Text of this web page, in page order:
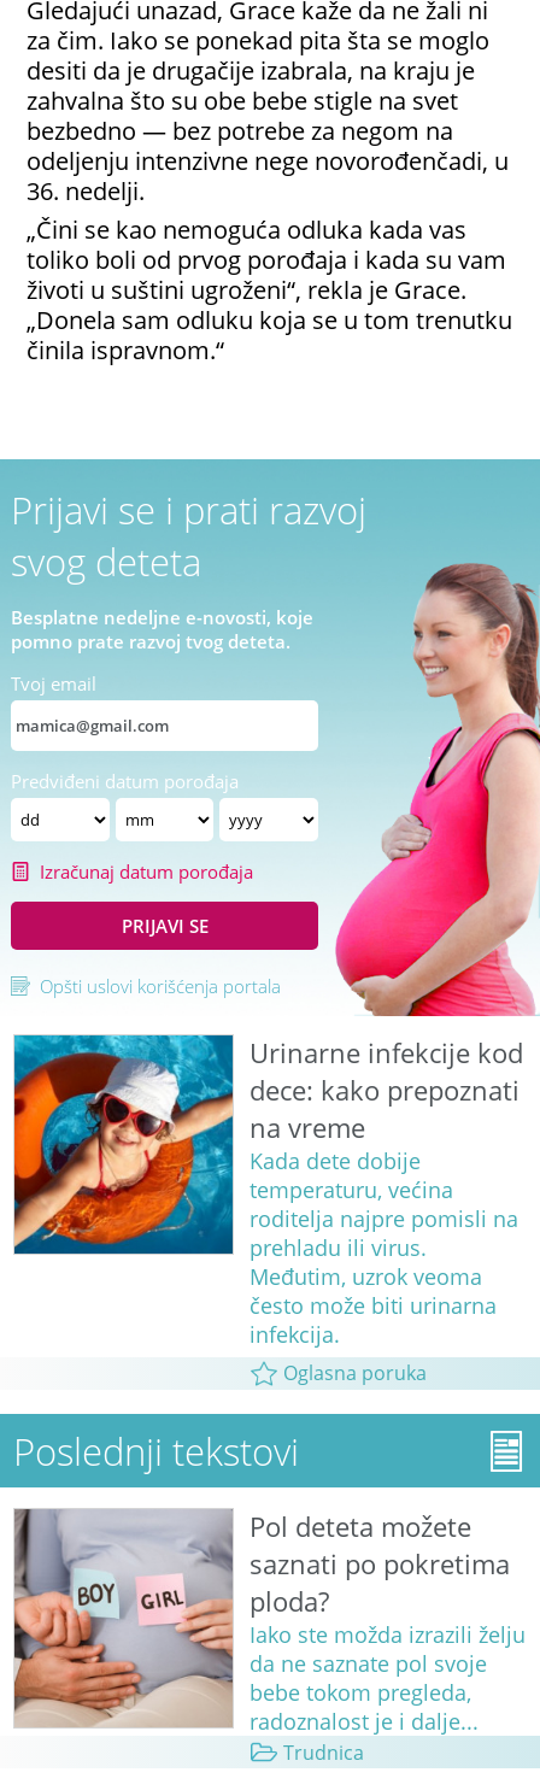
Gledajući unazad, Grace kaže da ne žali ni
za čim. Iako se ponekad pita šta se moglo
desiti da je drugačije izabrala, na kraju je
zahvalna što su obe bebe stigle na svet
bezbedno — bez potrebe za negom na
odeljenju intenzivne nege novorođenčadi, u
36. nedelji.
„Čini se kao nemoguća odluka kada vas
toliko boli od prvog porođaja i kada su vam
životi u suštini ugroženi“, rekla je Grace.
„Donela sam odluku koja se u tom trenutku
činila ispravnom.“
Prijavi se i prati razvoj
svog deteta
Besplatne nedeljne e-novosti, koje
pomno prate razvoj tvog deteta.
Tvoj email
Predviđeni datum porođaja
Izračunaj datum porođaja
PRIJAVI SE
Opšti uslovi korišćenja portala
Urinarne infekcije kod
dece: kako prepoznati
na vreme
Kada dete dobije
temperaturu, većina
roditelja najpre pomisli na
prehladu ili virus.
Međutim, uzrok veoma
često može biti urinarna
infekcija.
Oglasna poruka
Poslednji tekstovi
Pol deteta možete
saznati po pokretima
ploda?
Iako ste možda izrazili želju
da ne saznate pol svoje
bebe tokom pregleda,
radoznalost je i dalje...
Trudnica